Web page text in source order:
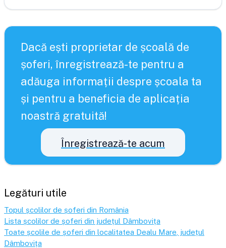
Dacă ești proprietar de școală de
șoferi, înregistrează-te pentru a
adăuga informații despre școala ta
și pentru a beneficia de aplicația
noastră gratuită!
Înregistrează-te acum
Legături utile
Topul școlilor de șoferi din România
Lista școlilor de șoferi din județul Dâmbovița
Toate școlile de șoferi din localitatea Dealu Mare , județul
Dâmbovița